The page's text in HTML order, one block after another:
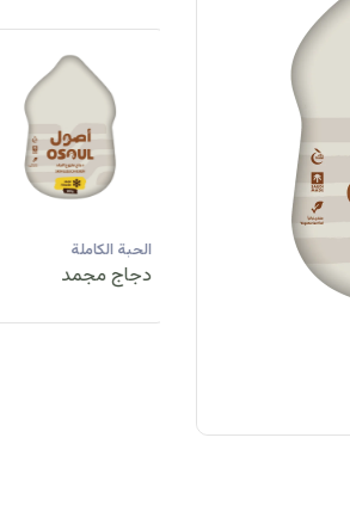
الكاملة
دجاج مجمد
الحبة الكاملة
دجاج مبرد